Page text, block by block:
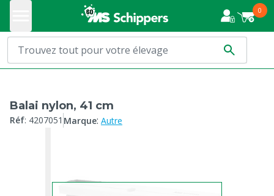
0
Balai nylon, 41 cm
Réf: 4207051 Marque: Autre